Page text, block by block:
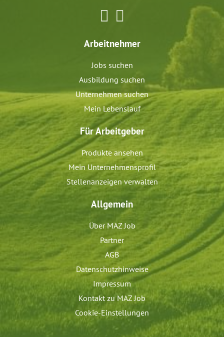
Arbeitnehmer
Jobs suchen
Ausbildung suchen
Unternehmen suchen
Mein Lebenslauf
Für Arbeitgeber
Produkte ansehen
Mein Unternehmensprofil
Stellenanzeigen verwalten
Allgemein
Über MAZ Job
Partner
AGB
Datenschutzhinweise
Impressum
Kontakt zu MAZ Job
Cookie-Einstellungen